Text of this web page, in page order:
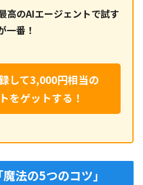
高のAIエージェントで試す
一番！
して3,000円相当の
をゲットする！
法の5つのコツ」